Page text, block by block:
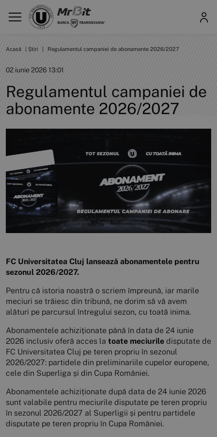
Acasă Știri Regulamentul campaniei de abonamente 2026/2027
02 iunie 2026 13:01
Regulamentul campaniei de
abonamente 2026/2027
FC Universitatea Cluj lansează abonamentele pentru
sezonul 2026/2027.
Pentru că istoria noastră o scriem împreună, iar marile
meciuri se trăiesc din tribună, ne dorim să vă avem
alături pe parcursul întregului sezon, cu toată inima.
Abonamentele achiziționate până în data de 24 iunie
2026 inclusiv oferă acces la toate meciurile disputate de
FC Universitatea Cluj pe teren propriu în sezonul
2026/2027: partidele din preliminariile cupelor europene,
cele din Superliga și din Cupa României.
Abonamentele achiziționate după data de 24 iunie 2026
sunt valabile pentru meciurile disputate pe teren propriu
în sezonul 2026/2027 al Superligii și pentru partidele
disputate pe teren propriu în Cupa României.